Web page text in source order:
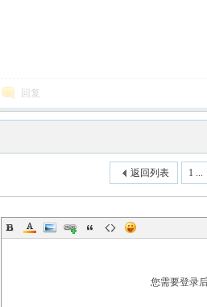
回复
1 ...
返回列表
您需要登录